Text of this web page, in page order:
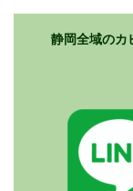
静岡全域のカ